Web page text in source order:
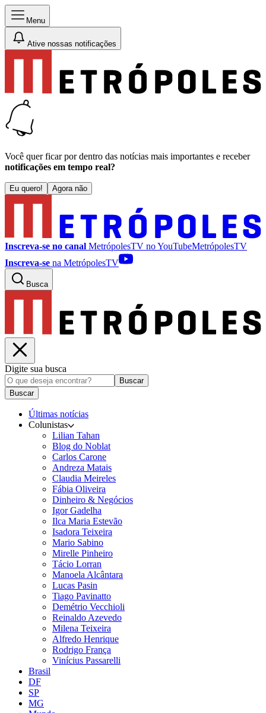
Menu
Ative nossas notificações
Você quer ficar por dentro das notícias mais importantes e receber
notificações em tempo real?
Eu quero! Agora não
Inscreva-se no canal MetrópolesTV noYouTubeMetrópolesTV
Inscreva-se na MetrópolesTV
Busca
Digite sua busca
Buscar
Buscar
Últimas notícias
Colunistas
Lilian Tahan
Blog do Noblat
Carlos Carone
Andreza Matais
Claudia Meireles
Fábia Oliveira
Dinheiro & Negócios
Igor Gadelha
Ilca Maria Estevão
Isadora Teixeira
Mario Sabino
Mirelle Pinheiro
Tácio Lorran
Manoela Alcântara
Lucas Pasin
Tiago Pavinatto
Demétrio Vecchioli
Reinaldo Azevedo
Milena Teixeira
Alfredo Henrique
Rodrigo França
Vinícius Passarelli
Brasil
DF
SP
MG